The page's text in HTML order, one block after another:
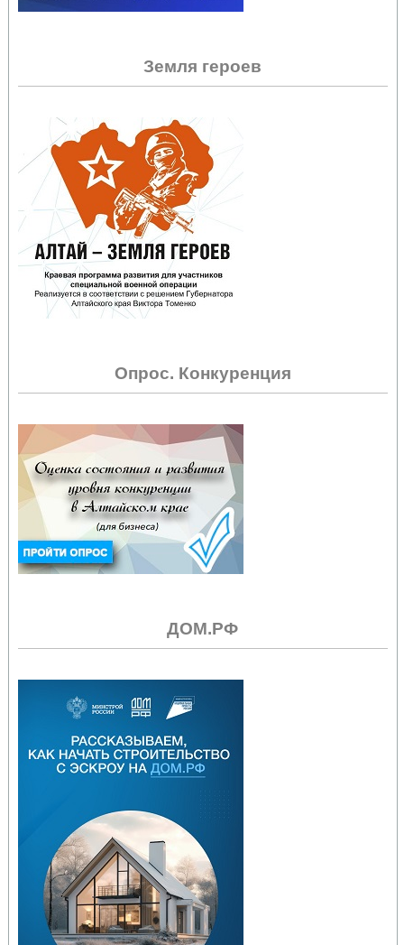
Земля героев
Опрос. Конкуренция
ДОМ.РФ